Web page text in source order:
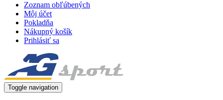
Zoznam obľúbených
Môj účet
Pokladňa
Nákupný košík
Prihlásiť sa
Toggle navigation